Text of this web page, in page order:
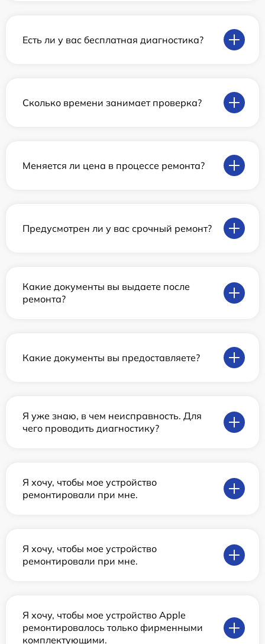
Есть ли у вас бесплатная диагностика?
Сколько времени занимает проверка?
Меняется ли цена в процессе ремонта?
Предусмотрен ли у вас срочный ремонт?
Какие документы вы выдаете после
ремонта?
Какие документы вы предоставляете?
Я уже знаю, в чем неисправность. Для
чего проводить диагностику?
Я хочу, чтобы мое устройство
ремонтировали при мне.
Я хочу, чтобы мое устройство
ремонтировали при мне.
Я хочу, чтобы мое устройство Apple
ремонтировалось только фирменными
комплектующими.